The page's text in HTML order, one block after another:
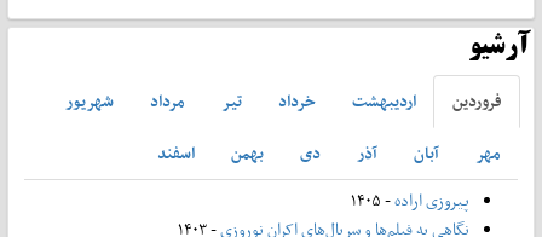
آرشیو
فروردين ارديبهشت خرداد تير مرداد
شهريور
مهر
آبان آذر دی بهمن
اسفند
پیروزی اراده- ۱۴۰۵
نگاهی به فیلم‌ها و سریال‌های اکران نوروزی- ۱۴۰۳